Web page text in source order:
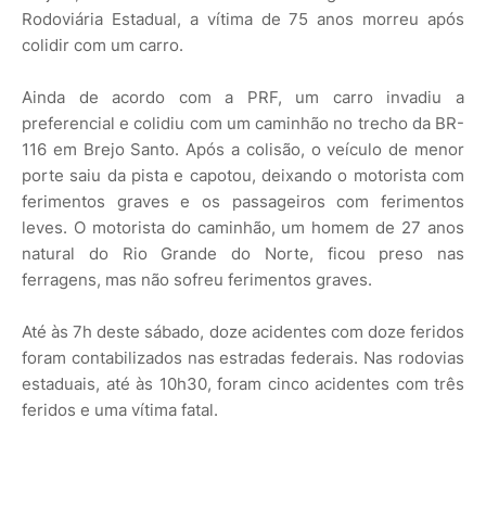
Rodoviária Estadual, a vítima de 75 anos morreu após
colidir com um carro.
Ainda de acordo com a PRF, um carro invadiu a
preferencial e colidiu com um caminhão no trecho da BR-
116 em Brejo Santo. Após a colisão, o veículo de menor
porte saiu da pista e capotou, deixando o motorista com
ferimentos graves e os passageiros com ferimentos
leves. O motorista do caminhão, um homem de 27 anos
natural do Rio Grande do Norte, ficou preso nas
ferragens, mas não sofreu ferimentos graves.
Até às 7h deste sábado, doze acidentes com doze feridos
foram contabilizados nas estradas federais. Nas rodovias
estaduais, até às 10h30, foram cinco acidentes com três
feridos e uma vítima fatal.